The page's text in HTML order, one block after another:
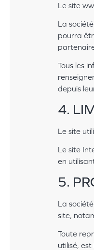
Le site
La société
pourra
Tous les
depuis
4.
Le site
Le site
en
5.
La société
site,
Toute
utilisé,